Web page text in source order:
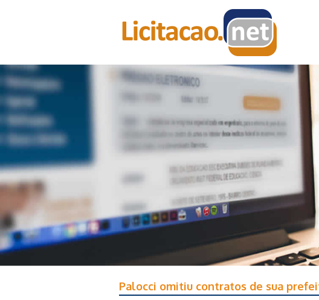
Palocci omitiu contratos de sua